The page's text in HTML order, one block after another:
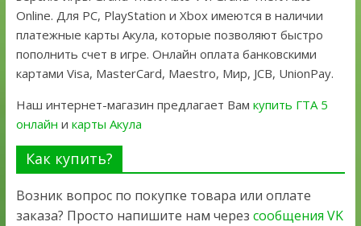
Online. Для PC, PlayStation и Xbox имеются в наличии
платежные карты Акула, которые позволяют быстро
пополнить счет в игре. Онлайн оплата банковскими
картами Visa, MasterCard, Maestro, Мир, JCB, UnionPay.
Наш интернет-магазин предлагает Вам купить ГТА 5
онлайн и карты Акула
Как купить?
Возник вопрос по покупке товара или оплате
заказа? Просто напишите нам через сообщения VK